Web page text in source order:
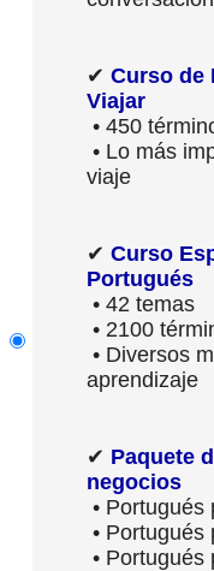
✔ Curso de
Viajar
• 450
• Lo más
viaje
✔ Curso
Portugués
• 42 temas
• 2100
• Diversos
aprendizaje
✔ Paquete
negocios
• Portugués
• Portugués
• Portugués